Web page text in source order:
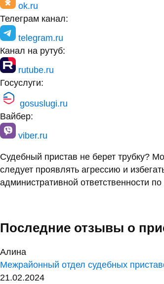
ok.ru
Телеграм канал:
telegram.ru
Канал на рутуб:
rutube.ru
Госуслуги:
gosuslugi.ru
Вайбер:
viber.ru
Судебный пристав не берет трубку?
следует проявлять агрессию и
административной ответственности
Последние отзывы о
Алина
Межрайонный отдел судебных
21.02.2024